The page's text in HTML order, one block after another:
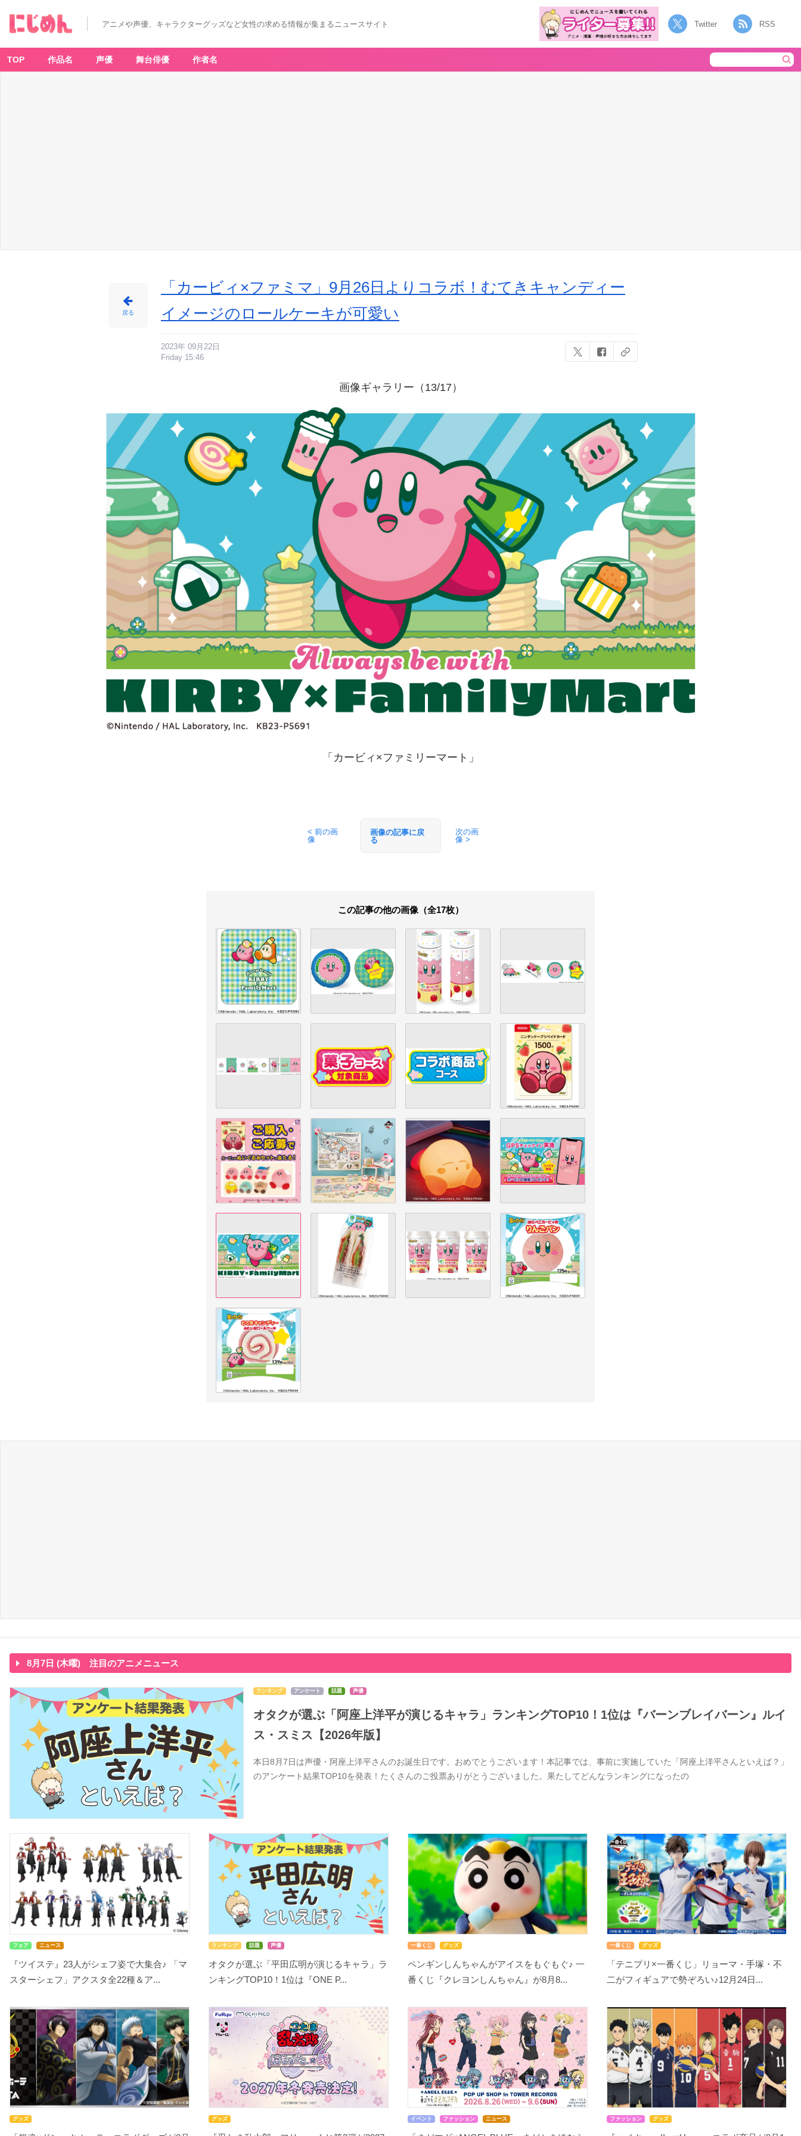
ァ
リ
ー
マ
アニメや声優、キャラクターグッズなど女性の求める情報が集まるニュースサイト Twitter RSS
TOP 作品名 声優 舞台俳優 作者名
戻る
「カービィ×ファミマ」9月26日よりコラボ！むてきキャンディー
イメージのロールケーキが可愛い
2023年 09月22日
Friday 15:46
画像ギャラリー（13/17）
「カービィ×ファミリーマート」
< 前の画
像
画像の記事に戻
る
次の画
像 >
この記事の他の画像（全17枚）
8月7日 (木曜) 注目のアニメニュース
ランキング アンケート 話題 声優
オタクが選ぶ「阿座上洋平が演じるキャラ」ランキングTOP10！1位は『バーンブレイバーン』ルイ
ス・スミス【2026年版】
本日8月7日は声優・阿座上洋平さんのお誕生日です。おめでとうございます！本記事では、事前に実施していた「阿座上洋平さんといえば？」
のアンケート結果TOP10を発表！たくさんのご投票ありがとうございました。果たしてどんなランキングになったの
フェア ニュース
『ツイステ』23人がシェフ姿で大集合♪ 「マ
スターシェフ」アクスタ全22種＆ア...
ランキング 話題 声優
オタクが選ぶ「平田広明が演じるキャラ」ラ
ンキングTOP10！1位は『ONE P...
一番くじ グッズ
ペンギンしんちゃんがアイスをもぐもぐ♪ 一
番くじ『クレヨンしんちゃん』が8月8...
一番くじ グッズ
「テニプリ×一番くじ」リョーマ・手塚・不
二がフィギュアで勢ぞろい♪12月24日...
グッズ グッズ イベント ファッション ニュース ファッション グッズ